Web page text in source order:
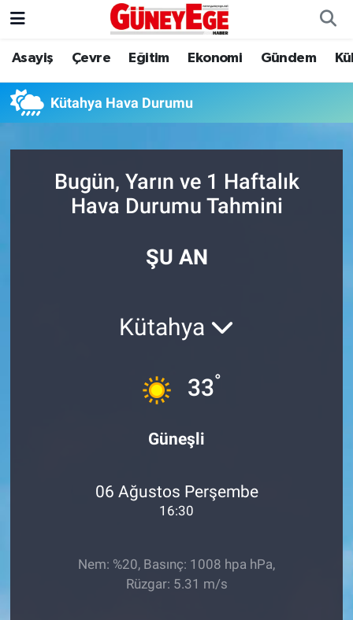
Asayiş Çevre Eğitim Ekonomi Gündem
Kütahya Hava Durumu
Bugün, Yarın ve 1 Haftalık
Hava Durumu Tahmini
ŞU AN
Kütahya
33°
Güneşli
06 Ağustos Perşembe
16:30
Nem: %20, Basınç: 1008 hpa hPa,
Rüzgar: 5.31 m/s
Asayiş
Çevre
Ekonomi
İstanbul Hava Durumu
İstanbul Trafik Yoğunluk Haritası
Tüm Manşetler